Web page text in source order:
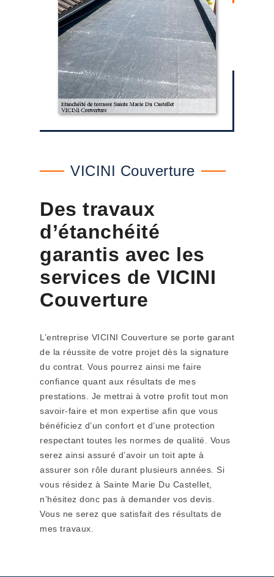
VICINI Couverture
Des travaux
d’étanchéité
garantis avec les
services de VICINI
Couverture
L’entreprise VICINI Couverture se porte garant
de la réussite de votre projet dès la signature
du contrat. Vous pourrez ainsi me faire
confiance quant aux résultats de mes
prestations. Je mettrai à votre profit tout mon
savoir-faire et mon expertise afin que vous
bénéficiez d’un confort et d’une protection
respectant toutes les normes de qualité. Vous
serez ainsi assuré d’avoir un toit apte à
assurer son rôle durant plusieurs années. Si
vous résidez à Sainte Marie Du Castellet,
n’hésitez donc pas à demander vos devis.
Vous ne serez que satisfait des résultats de
mes travaux.